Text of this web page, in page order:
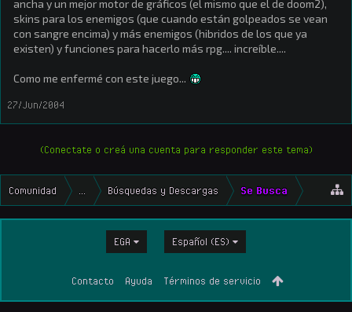
ancha y un mejor motor de gráficos (el mismo que el de doom2),
skins para los enemigos (que cuando están golpeados se vean
con sangre encima) y más enemigos (hibridos de los que ya
existen) y funciones para hacerlo más rpg.... increíble....
Como me enfermé con este juego...
27/Jun/2004
(Conectate o creá una cuenta para responder este tema)
Comunidad Búsquedas y Descargas Se Busca
EGA Español (ES)
Contacto Ayuda Términos de servicio